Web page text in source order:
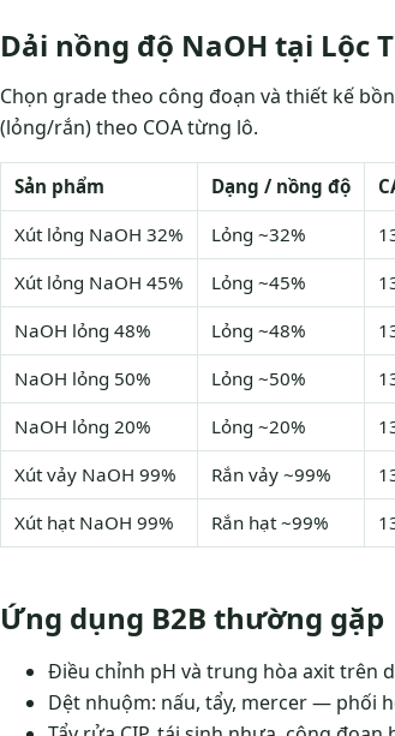
Dải nồng độ NaOH tại Lộc
Chọn grade theo công đoạn và thiết kế
(lỏng/rắn) theo COA từng lô.
Sản phẩm Dạng / nồng độ
Xút lỏng NaOH 32%
Lỏng ~32%
Xút lỏng NaOH 45%
Lỏng ~45%
NaOH lỏng 48%
Lỏng ~48%
NaOH lỏng 50%
Lỏng ~50%
NaOH lỏng 20%
Lỏng ~20%
Xút vảy NaOH 99%
Rắn vảy ~99%
Xút hạt NaOH 99%
Rắn hạt ~99%
Ứng dụng B2B thường gặp
Điều chỉnh pH và trung hòa axit trên
Dệt nhuộm: nấu, tẩy, mercer — phối